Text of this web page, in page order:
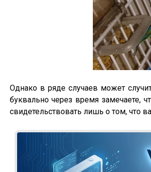
Однако в ряде случаев может
буквально через время замечаете,
свидетельствовать лишь о том, что